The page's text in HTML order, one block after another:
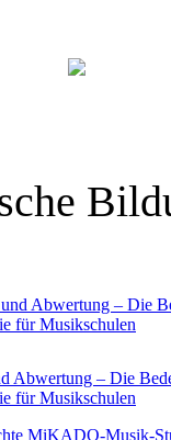
Abwertung – Die
für Musikschulen
MiKADO-Musik-